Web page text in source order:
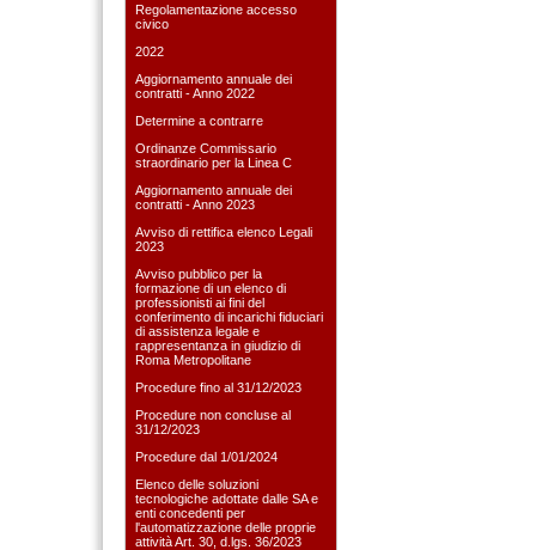
Regolamentazione accesso
civico
2022
Aggiornamento annuale dei
contratti - Anno 2022
Determine a contrarre
Ordinanze Commissario
straordinario per la Linea C
Aggiornamento annuale dei
contratti - Anno 2023
Avviso di rettifica elenco Legali
2023
Avviso pubblico per la
formazione di un elenco di
professionisti ai fini del
conferimento di incarichi fiduciari
di assistenza legale e
rappresentanza in giudizio di
Roma Metropolitane
Procedure fino al 31/12/2023
Procedure non concluse al
31/12/2023
Procedure dal 1/01/2024
Elenco delle soluzioni
tecnologiche adottate dalle SA e
enti concedenti per
l'automatizzazione delle proprie
attività Art. 30, d.lgs. 36/2023